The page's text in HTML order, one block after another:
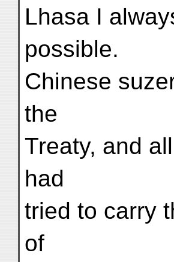
Lhasa I
possible.
Chinese
the
Treaty, and
had
tried to carry
of